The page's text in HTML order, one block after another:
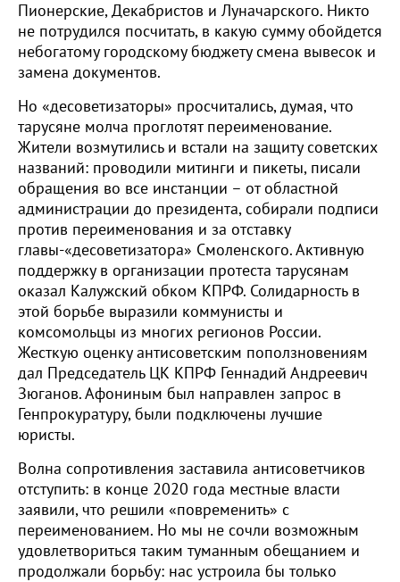
Пионерские, Декабристов и Луначарского. Никто
не потрудился посчитать, в какую сумму обойдется
небогатому городскому бюджету смена вывесок и
замена документов.
Но «десоветизаторы» просчитались, думая, что
тарусяне молча проглотят переименование.
Жители возмутились и встали на защиту советских
названий: проводили митинги и пикеты, писали
обращения во все инстанции – от областной
администрации до президента, собирали подписи
против переименования и за отставку
главы-«десоветизатора» Смоленского. Активную
поддержку в организации протеста тарусянам
оказал Калужский обком КПРФ. Солидарность в
этой борьбе выразили коммунисты и
комсомольцы из многих регионов России.
Жесткую оценку антисоветским поползновениям
дал Председатель ЦК КПРФ Геннадий Андреевич
Зюганов. Афониным был направлен запрос в
Генпрокуратуру, были подключены лучшие
юристы.
Волна сопротивления заставила антисоветчиков
отступить: в конце 2020 года местные власти
заявили, что решили «повременить» с
переименованием. Но мы не сочли возможным
удовлетвориться таким туманным обещанием и
продолжали борьбу: нас устроила бы только